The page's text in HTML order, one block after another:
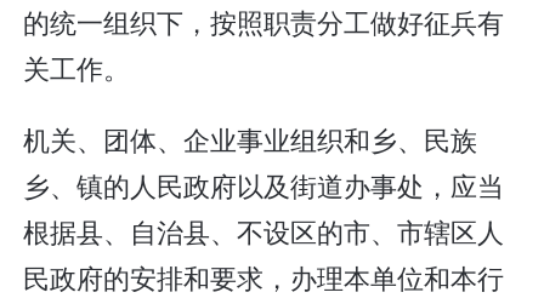
的统一组织下，按照职责分工做好征兵有
关工作。
机关、团体、企业事业组织和乡、民族
乡、镇的人民政府以及街道办事处，应当
根据县、自治县、不设区的市、市辖区人
民政府的安排和要求，办理本单位和本行